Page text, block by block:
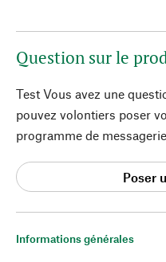
Informations générales
Question sur le
Test Vous avez une
pouvez volontiers poser
programme de
Poser